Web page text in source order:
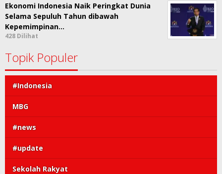
Ekonomi Indonesia Naik Peringkat Dunia
Selama Sepuluh Tahun dibawah
Kepemimpinan…
428 Dilihat
Topik Populer
#Indonesia
MBG
#news
#update
Sekolah Rakyat